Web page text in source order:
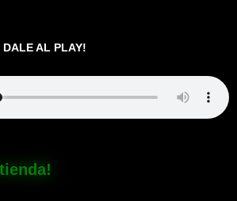
DALE AL PLAY!